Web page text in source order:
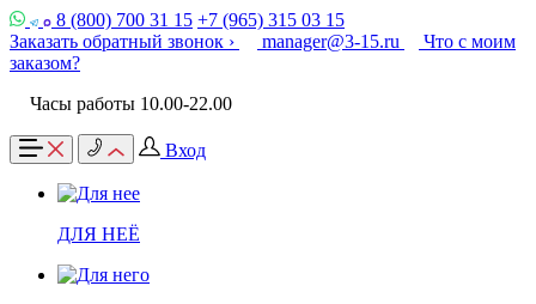
8 (800) 700 31 15 +7 (965) 315 03 15
Заказать обратный звонок ›
manager@3-15.ru
Что с моим
заказом?
Часы работы 10.00-22.00
Вход
ДЛЯ НЕЁ